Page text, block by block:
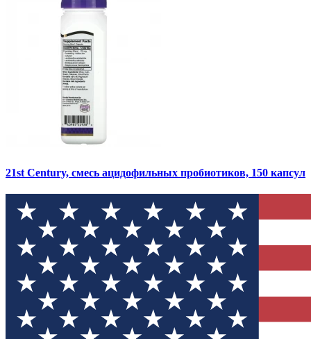
21st Century, смесь ацидофильных пробиотиков, 150 капсул